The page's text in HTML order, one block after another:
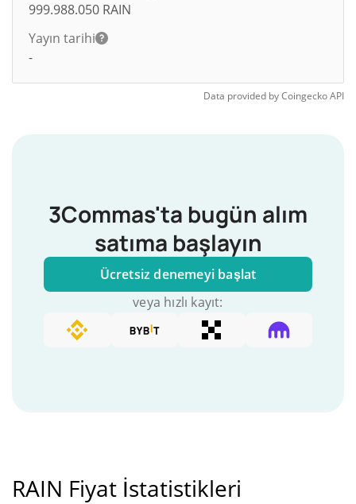
999.988.050 RAIN
Yayın tarihi
-
Data provided byCoingeckoAPI
3Commas'ta bugün alım
satıma başlayın
Ücretsiz denemeyi başlat
veya hızlı kayıt:
RAIN Fiyat İstatistikleri